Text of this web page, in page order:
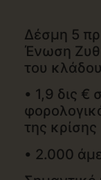
Δέσμη 5
Ένωση
του κλάδου
• 1,9 δις €
της κρίσης
• 2.000